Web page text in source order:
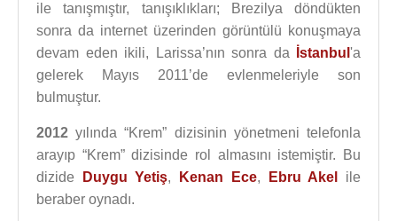
ile tanışmıştır, tanışıklıkları; Brezilya döndükten
sonra da internet üzerinden görüntülü konuşmaya
devam eden ikili, Larissa’nın sonra da
İstanbul 'a
gelerek Mayıs 2011’de evlenmeleriyle son
bulmuştur.
2012 yılında “Krem” dizisinin yönetmeni telefonla
arayıp “Krem” dizisinde rol almasını istemiştir. Bu
dizide
Duygu Yetiş, Kenan Ece, Ebru Akel
ile
beraber oynadı.